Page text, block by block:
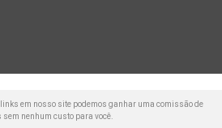
em nosso site podemos ganhar uma comissão de
nenhum custo para você.